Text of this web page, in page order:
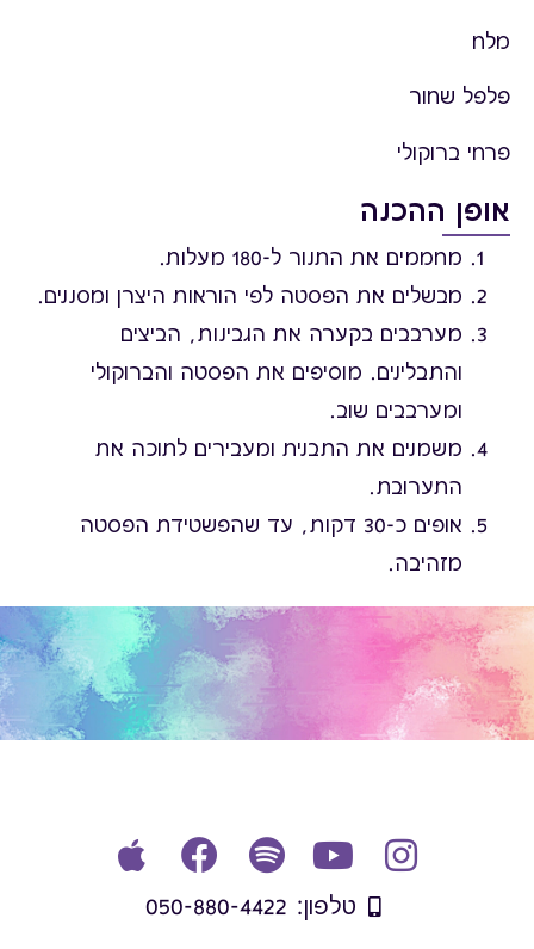
מלח
פלפל שחור
פרחי ברוקולי
אופן ההכנה
מחממים את התנור ל-180 מעלות
.
מבשלים את הפסטה לפי הוראות היצרן ומסננים.
מערבבים בקערה את הגבינות, הביצים
והתבלינים. מוסיפים את הפסטה והברוקולי
ומערבבים שוב.
משמנים את התבנית ומעבירים לתוכה את
התערובת.
אופים כ-30 דקות, עד שהפשטידת הפסטה
מזהיבה.
טלפון: 050-880-4422